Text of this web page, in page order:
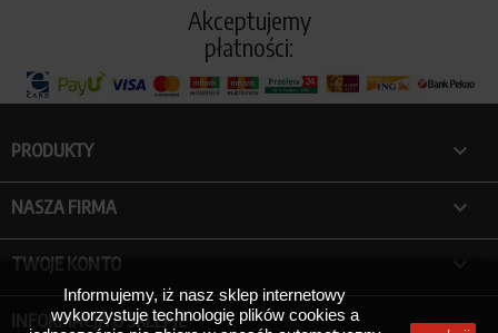
Akceptujemy
płatności:
PRODUKTY 
NASZA FIRMA 
TWOJE KONTO 
Informujemy, iż nasz sklep internetowy
wykorzystuje technologię plików cookies a
INFORMACJA O SKLEPIE